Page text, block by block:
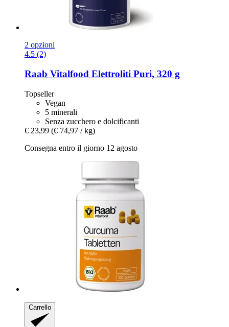
2 opzioni
4.5 (2)
Raab Vitalfood Elettroliti Puri, 320 g
Topseller
Vegan
5 minerali
Senza zucchero e dolcificanti
€ 23,99 (€ 74,97 / kg)
Consegna entro il giorno 12 agosto
Carrello